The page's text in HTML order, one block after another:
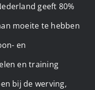
geeft 80%
moeite te hebben
en
en training
bij de werving,